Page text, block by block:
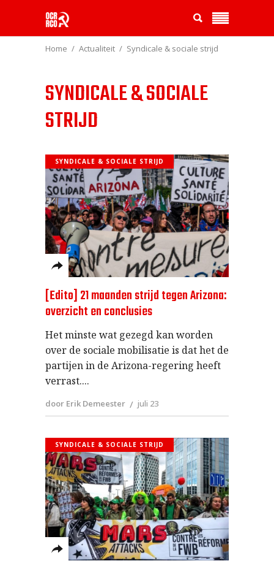
Home Actualiteit Syndicale & sociale strijd
SYNDICALE & SOCIALE
STRIJD
SYNDICALE & SOCIALE STRIJD
[Edito] 21 maanden strijd tegen Arizona:
overzicht en conclusies
Het minste wat gezegd kan worden
over de sociale mobilisatie is dat het de
partijen in de Arizona-regering heeft
verrast.
door Erik Demeester juli 23
SYNDICALE & SOCIALE STRIJD